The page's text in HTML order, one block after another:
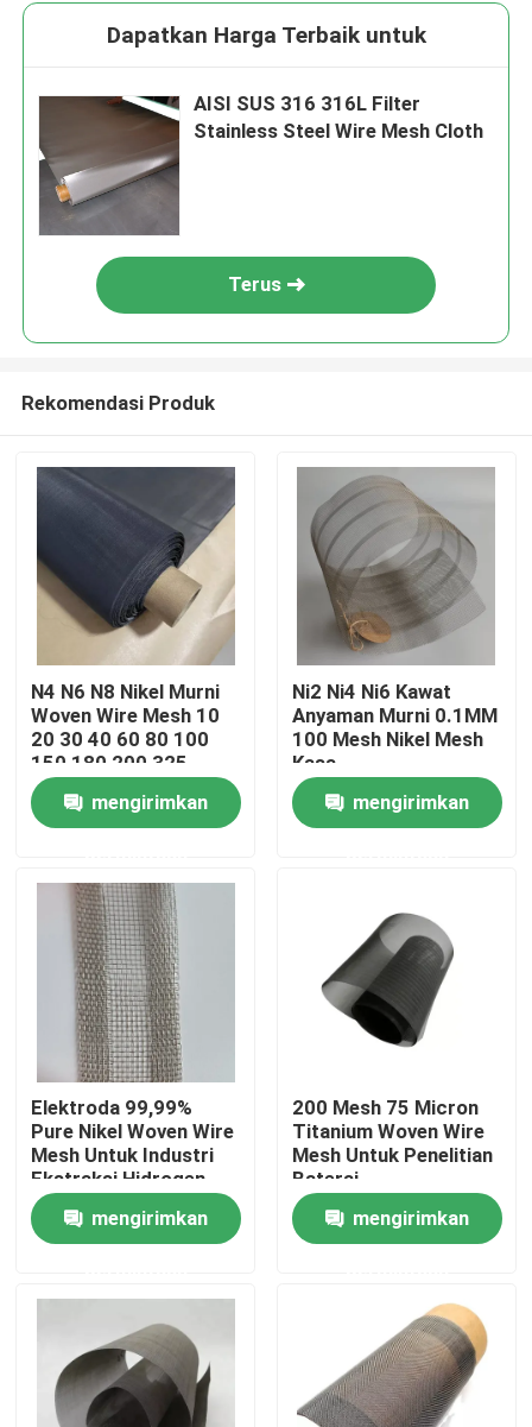
Rumah
Produk
Tentang kami
Tur Pabrik
Kontrol kualitas
Hubungi kami
Permintaan Penawaran
Jaring Keamanan Stainless Steel
Jaring Jendela Baja Tahan Karat
Dapatkan Harga Terbaik untuk
AISI SUS 316 316L Filter
Stainless Steel Wire Mesh Cloth
Terus
Rekomendasi Produk
N4 N6 N8 Nikel Murni
Woven Wire Mesh 10
20 30 40 60 80 100
150 180 200 325
Mesh
mengirimkan
Ni2 Ni4 Ni6 Kawat
Anyaman Murni 0.1MM
100 Mesh Nikel Mesh
Kasa
mengirimkan
Elektroda 99,99%
Pure Nikel Woven Wire
Mesh Untuk Industri
Ekstraksi Hidrogen
mengirimkan
200 Mesh 75 Micron
Titanium Woven Wire
Mesh Untuk Penelitian
Baterai
mengirimkan